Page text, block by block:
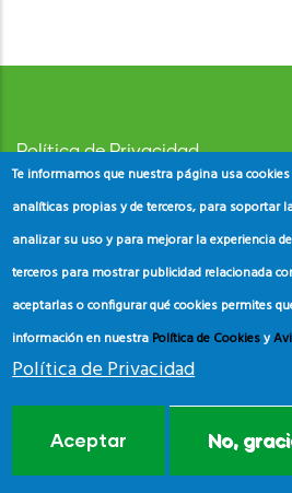
Política de Privacidad
Aviso Legal
Política de Cookies
Te informamos que nuestra página usa
analíticas propias y de terceros, para soportar
analizar su uso y para mejorar la experiencia
terceros para mostrar publicidad relacionada
aceptarlas o configurar qué cookies permites
información en nuestra Política de Cookiesy
Política de Privacidad
Aceptar No,